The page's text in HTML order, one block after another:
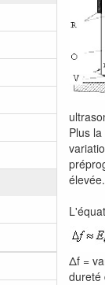
Plus
élevée.
Δf =
dureté